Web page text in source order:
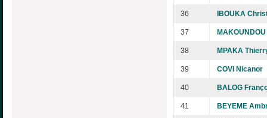
36 IBOUKA
37
38 MPAKA
39 COVI Nicanor
40 BALOG
41 BEYEME